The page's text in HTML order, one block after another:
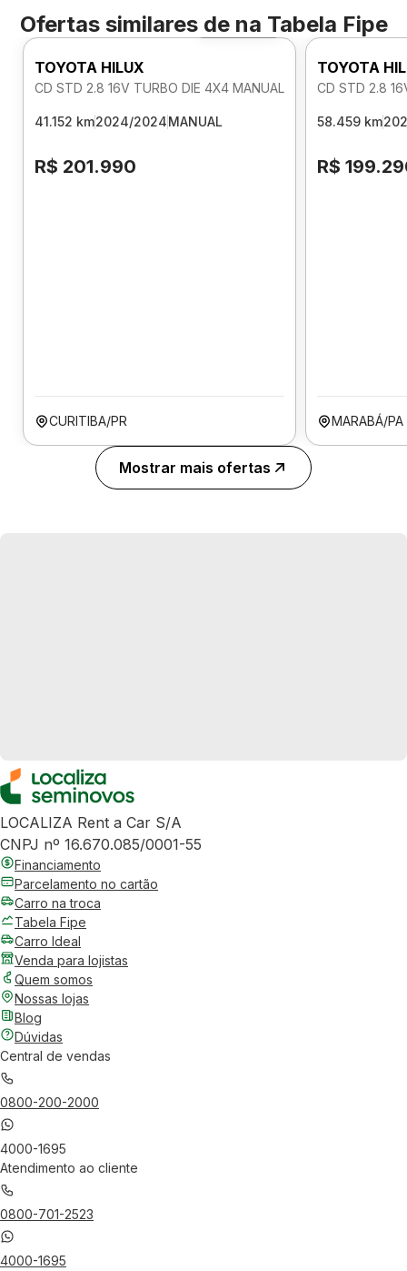
Ofertas similares de na Tabela Fipe
Foto 360º
TOYOTA HILUX
CD STD 2.8 16V TURBO DIE 4X4 MANUAL
41.152 km2024/2024MANUAL
R$ 201.990
CURITIBA/PR
TOYOTA
CD STD 2.8
58.459 km
R$
MARABÁ/PA
Mostrar mais ofertas
LOCALIZA Rent a Car S/A
CNPJ nº 16.670.085/0001-55
Financiamento
Parcelamento no cartão
Carro na troca
Tabela Fipe
Carro Ideal
Venda para lojistas
Quem somos
Nossas lojas
Blog
Dúvidas
Central de vendas
0800-200-2000
4000-1695
Atendimento ao cliente
0800-701-2523
4000-1695